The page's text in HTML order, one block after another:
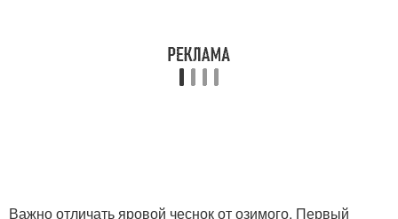
Важно отличать яровой чеснок от озимого. Первый